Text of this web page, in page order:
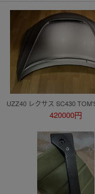
420000円